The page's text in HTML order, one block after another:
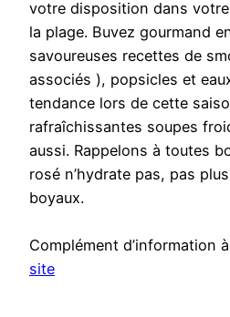
votre disposition dans
la plage. Buvez gourmand
savoureuses recettes de
associés ), popsicles et
tendance lors de cette
rafraîchissantes soupes
aussi. Rappelons à toutes
rosé n’hydrate pas, pas
boyaux.
Complément d’information
site